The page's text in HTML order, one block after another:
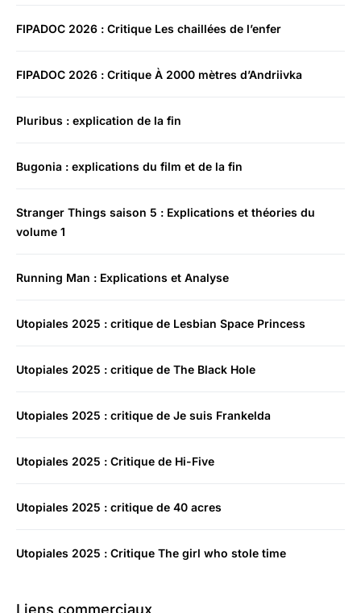
FIPADOC 2026 : Critique Les chaillées de l’enfer
FIPADOC 2026 : Critique À 2000 mètres d’Andriivka
Pluribus : explication de la fin
Bugonia : explications du film et de la fin
Stranger Things saison 5 : Explications et théories du
volume 1
Running Man : Explications et Analyse
Utopiales 2025 : critique de Lesbian Space Princess
Utopiales 2025 : critique de The Black Hole
Utopiales 2025 : critique de Je suis Frankelda
Utopiales 2025 : Critique de Hi-Five
Utopiales 2025 : critique de 40 acres
Utopiales 2025 : Critique The girl who stole time
Liens commerciaux